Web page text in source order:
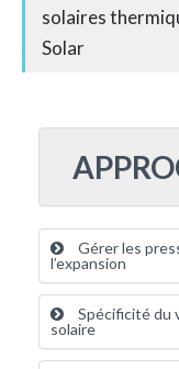
solaires
Solar
Gérer les
l’expansion
Spécificité du
solaire